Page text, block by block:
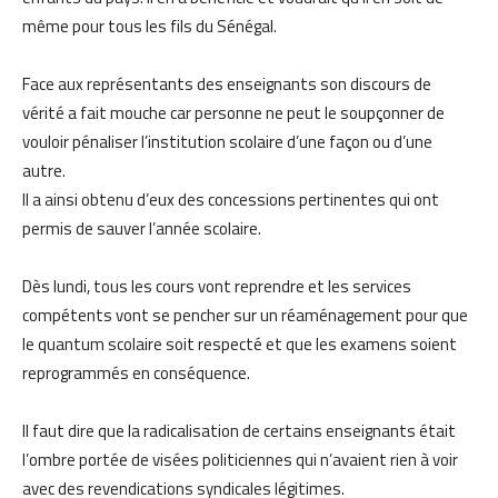
même pour tous les fils du Sénégal.
Face aux représentants des enseignants son discours de
vérité a fait mouche car personne ne peut le soupçonner de
vouloir pénaliser l’institution scolaire d’une façon ou d’une
autre.
Il a ainsi obtenu d’eux des concessions pertinentes qui ont
permis de sauver l’année scolaire.
Dès lundi, tous les cours vont reprendre et les services
compétents vont se pencher sur un réaménagement pour que
le quantum scolaire soit respecté et que les examens soient
reprogrammés en conséquence.
Il faut dire que la radicalisation de certains enseignants était
l’ombre portée de visées politiciennes qui n’avaient rien à voir
avec des revendications syndicales légitimes.